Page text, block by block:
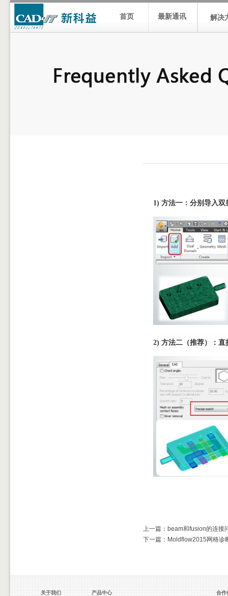
首页 最新通讯 解决
1) 方法一：分别导入
2) 方法二（推荐）：直
上一篇：beam和fusion的连接
下一篇：Moldflow2015网格诊
关于我们 产品中心 合作